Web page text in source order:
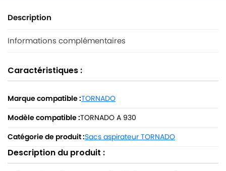
Description
Informations complémentaires
Caractéristiques :
Marque compatible :TORNADO
Modèle compatible :TORNADO A 930
Catégorie de produit :Sacs aspirateur TORNADO
Description du produit :